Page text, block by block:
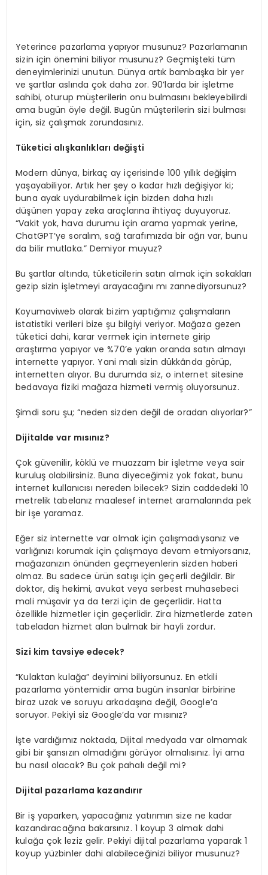
Yeterince pazarlama yapıyor musunuz? Pazarlamanın
sizin için önemini biliyor musunuz? Geçmişteki tüm
deneyimlerinizi unutun. Dünya artık bambaşka bir yer
ve şartlar aslında çok daha zor. 90’larda bir işletme
sahibi, oturup müşterilerin onu bulmasını bekleyebilirdi
ama bugün öyle değil. Bugün müşterilerin sizi bulması
için, siz çalışmak zorundasınız.
Tüketici alışkanlıkları değişti
Modern dünya, birkaç ay içerisinde 100 yıllık değişim
yaşayabiliyor. Artık her şey o kadar hızlı değişiyor ki;
buna ayak uydurabilmek için bizden daha hızlı
düşünen yapay zeka araçlarına ihtiyaç duyuyoruz.
“Vakit yok, hava durumu için arama yapmak yerine,
ChatGPT’ye soralım, sağ tarafımızda bir ağrı var, bunu
da bilir mutlaka.” Demiyor muyuz?
Bu şartlar altında, tüketicilerin satın almak için sokakları
gezip sizin işletmeyi arayacağını mı zannediyorsunuz?
Koyumaviweb olarak bizim yaptığımız çalışmaların
istatistiki verileri bize şu bilgiyi veriyor. Mağaza gezen
tüketici dahi, karar vermek için internete girip
araştırma yapıyor ve %70’e yakın oranda satın almayı
internette yapıyor. Yani malı sizin dükkânda görüp,
internetten alıyor. Bu durumda siz, o internet sitesine
bedavaya fiziki mağaza hizmeti vermiş oluyorsunuz.
Şimdi soru şu; “neden sizden değil de oradan alıyorlar?”
Dijitalde var mısınız?
Çok güvenilir, köklü ve muazzam bir işletme veya sair
kuruluş olabilirsiniz. Buna diyeceğimiz yok fakat, bunu
internet kullanıcısı nereden bilecek? Sizin caddedeki 10
metrelik tabelanız maalesef internet aramalarında pek
bir işe yaramaz.
Eğer siz internette var olmak için çalışmadıysanız ve
varlığınızı korumak için çalışmaya devam etmiyorsanız,
mağazanızın önünden geçmeyenlerin sizden haberi
olmaz. Bu sadece ürün satışı için geçerli değildir. Bir
doktor, diş hekimi, avukat veya serbest muhasebeci
mali müşavir ya da terzi için de geçerlidir. Hatta
özellikle hizmetler için geçerlidir. Zira hizmetlerde zaten
tabeladan hizmet alan bulmak bir hayli zordur.
Sizi kim tavsiye edecek?
“Kulaktan kulağa” deyimini biliyorsunuz. En etkili
pazarlama yöntemidir ama bugün insanlar birbirine
biraz uzak ve soruyu arkadaşına değil, Google’a
soruyor. Pekiyi siz Google’da var mısınız?
İşte vardığımız noktada, Dijital medyada var olmamak
gibi bir şansızın olmadığını görüyor olmalısınız. İyi ama
bu nasıl olacak? Bu çok pahalı değil mi?
Dijital pazarlama kazandırır
Bir iş yaparken, yapacağınız yatırımın size ne kadar
kazandıracağına bakarsınız. 1 koyup 3 almak dahi
kulağa çok leziz gelir. Pekiyi dijital pazarlama yaparak 1
koyup yüzbinler dahi alabileceğinizi biliyor musunuz?